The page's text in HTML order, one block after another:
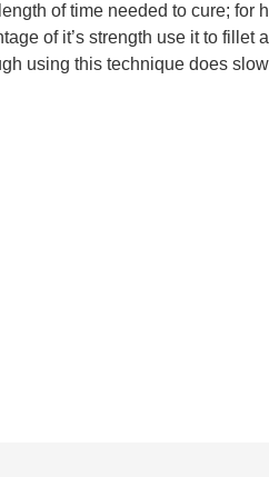
of time needed to cure;
of it’s strength use it to
using this technique does